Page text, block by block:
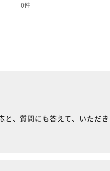
0件
、質問にも答えて、いただ